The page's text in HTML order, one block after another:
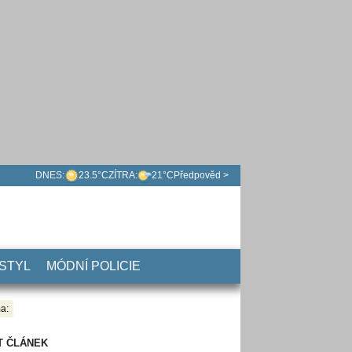
DNES: 23.5°CZÍTRA: 21°C Předpověd >
MÓDNÍ POLICIE
ČLÁNEK